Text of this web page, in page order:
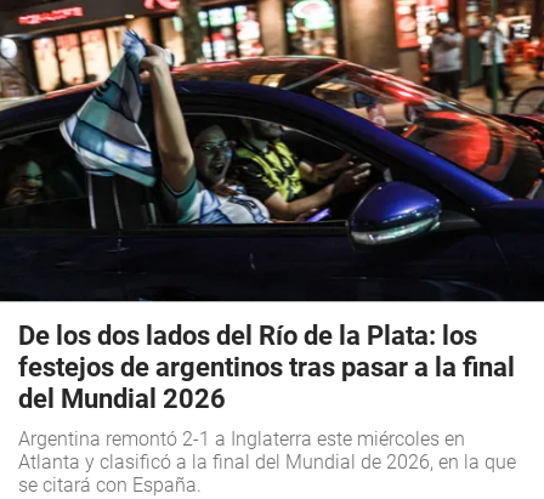
De los dos lados del Río de la Plata: los
festejos de argentinos tras pasar a la final
del Mundial 2026
Argentina remontó 2-1 a Inglaterra este miércoles en
Atlanta y clasificó a la final del Mundial de 2026, en la que
se citará con España.